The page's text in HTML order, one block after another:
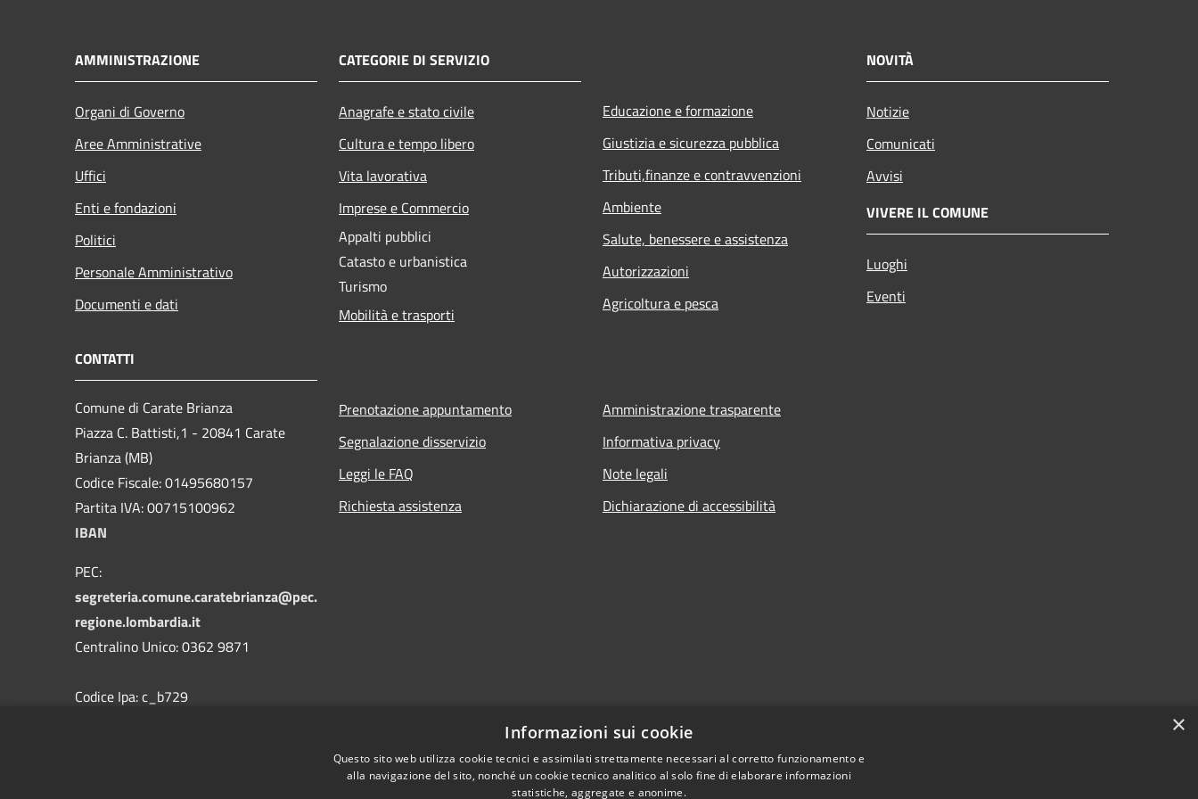
AMMINISTRAZIONE
Organi di Governo
Aree Amministrative
Uffici
Enti e fondazioni
Politici
Personale Amministrativo
Documenti e dati
CATEGORIE DI SERVIZIO
Anagrafe e stato civile
Cultura e tempo libero
Vita lavorativa
Imprese e Commercio
Appalti pubblici
Catasto e urbanistica
Turismo
Mobilità e trasporti
Educazione e formazione
Giustizia e sicurezza pubblica
Tributi,finanze e contravvenzioni
Ambiente
Salute, benessere e assistenza
Autorizzazioni
Agricoltura e pesca
NOVITÀ
Notizie
Comunicati
Avvisi
VIVERE IL COMUNE
Luoghi
Eventi
CONTATTI
Comune di Carate Brianza
Piazza C. Battisti,1 - 20841 Carate
Brianza (MB)
Codice Fiscale: 01495680157
Partita IVA: 00715100962
IBAN
PEC:
segreteria.comune.caratebrianza@pec.
regione.lombardia.it
Centralino Unico: 0362 9871
Codice Ipa: c_b729
Prenotazione appuntamento
Segnalazione disservizio
Leggi le FAQ
Richiesta assistenza
Amministrazione trasparente
Informativa privacy
Note legali
Dichiarazione di accessibilità
×
Informazioni sui cookie
Questo sito web utilizza cookie tecnici e assimilati strettamente necessari al corretto funzionamento e
alla navigazione del sito, nonché un cookie tecnico analitico al solo fine di elaborare informazioni
statistiche, aggregate e anonime.